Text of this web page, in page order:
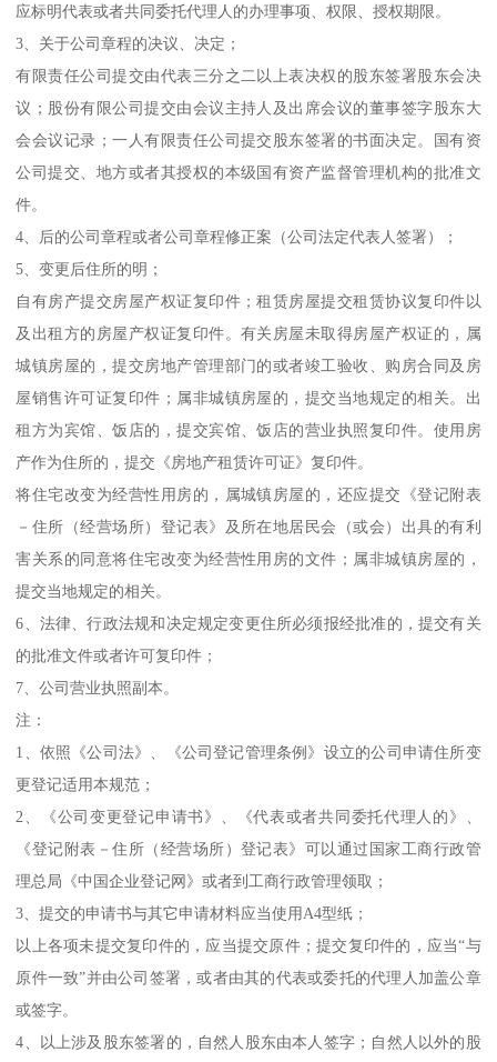
应标明代表或者共同委托代理人的办理事项、权限、授权期限。
3、关于公司章程的决议、决定；
有限责任公司提交由代表三分之二以上表决权的股东签署股东会决
议；股份有限公司提交由会议主持人及出席会议的董事签字股东大
会会议记录；一人有限责任公司提交股东签署的书面决定。国有资
公司提交、地方或者其授权的本级国有资产监督管理机构的批准文
件。
4、后的公司章程或者公司章程修正案（公司法定代表人签署）；
5、变更后住所的明；
自有房产提交房屋产权证复印件；租赁房屋提交租赁协议复印件以
及出租方的房屋产权证复印件。有关房屋未取得房屋产权证的，属
城镇房屋的，提交房地产管理部门的或者竣工验收、购房合同及房
屋销售许可证复印件；属非城镇房屋的，提交当地规定的相关。出
租方为宾馆、饭店的，提交宾馆、饭店的营业执照复印件。使用房
产作为住所的，提交《房地产租赁许可证》复印件。
将住宅改变为经营性用房的，属城镇房屋的，还应提交《登记附表
－住所（经营场所）登记表》及所在地居民会（或会）出具的有利
害关系的同意将住宅改变为经营性用房的文件；属非城镇房屋的，
提交当地规定的相关。
6、法律、行政法规和决定规定变更住所必须报经批准的，提交有关
的批准文件或者许可复印件；
7、公司营业执照副本。
注：
1、依照《公司法》、《公司登记管理条例》设立的公司申请住所变
更登记适用本规范；
2、《公司变更登记申请书》、《代表或者共同委托代理人的》、
《登记附表－住所（经营场所）登记表》可以通过国家工商行政管
理总局《中国企业登记网》或者到工商行政管理领取；
3、提交的申请书与其它申请材料应当使用A4型纸；
以上各项未提交复印件的，应当提交原件；提交复印件的，应当“与
原件一致”并由公司签署，或者由其的代表或委托的代理人加盖公章
或签字。
4、以上涉及股东签署的，自然人股东由本人签字；自然人以外的股